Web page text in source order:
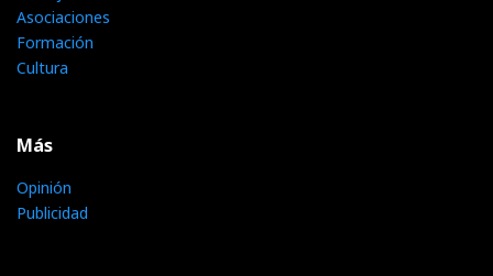
Asociaciones
Formación
Cultura
Más
Opinión
Publicidad